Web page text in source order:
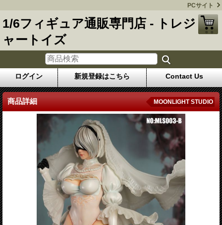
PCサイト
1/6フィギュア通販専門店 - トレジ
ャートイズ
ログイン 新規登録はこちら Contact Us
商品詳細 MOONLIGHT STUDIO